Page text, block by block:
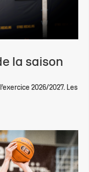
la saison
2026/2027. Les